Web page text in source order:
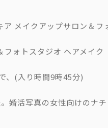
メイクアップサロン＆フ
フォトスタジオ ヘアメイク
、(入り時間9時45分)
婚活写真の女性向けのナ